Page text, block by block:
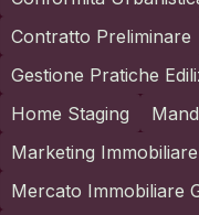
Contratto Preliminare
Gestione Pratiche
Home Staging
Marketing Immobiliare
Mercato Immobiliare